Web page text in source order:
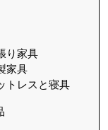
り家具
家具
トレスと寝具